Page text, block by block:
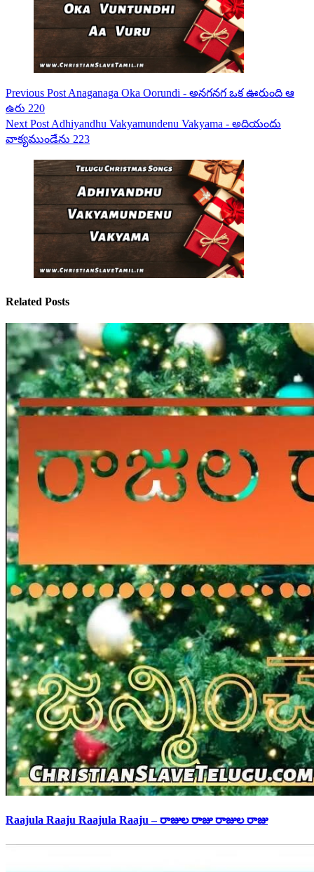
Previous Post Anaganaga Oka Oorundi - అనగనగ ఒక ఊరుంది ఆ
ఉరు 220
Next Post Adhiyandhu Vakyamundenu Vakyama - అదియందు
వాక్యముండేను 223
Related Posts
Raajula Raaju Raajula Raaju – రాజుల రాజు రాజుల రాజు